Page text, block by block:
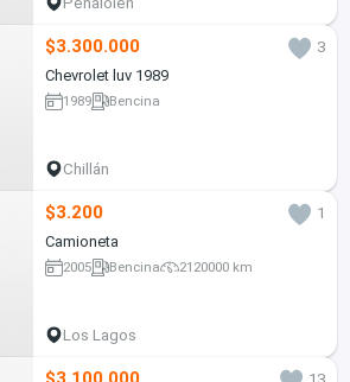
$3.300.000
3
Chevrolet luv 1989
1989 Bencina
Chillán
$3.200
1
Camioneta
2005 Bencina 2120000 km
Los Lagos